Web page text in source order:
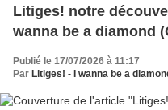
Litiges! notre
wanna be a diamond
Publié le 17/07/2026 à 11:17
Par Litiges! - I wanna be a